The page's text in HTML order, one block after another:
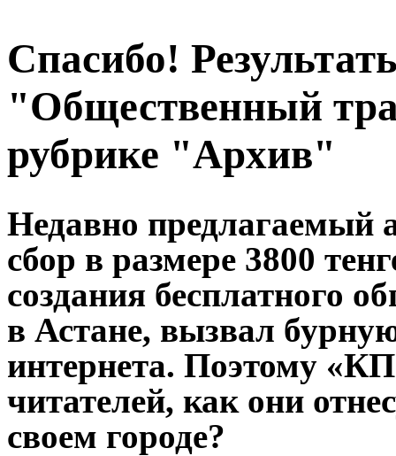
Спасибо!
"Общественный
рубрике "Архив"
Недавно
сбор в размере 3800
создания бесплатного
в Астане, вызвал
интернета. Поэтому
читателей, как они
своем городе?